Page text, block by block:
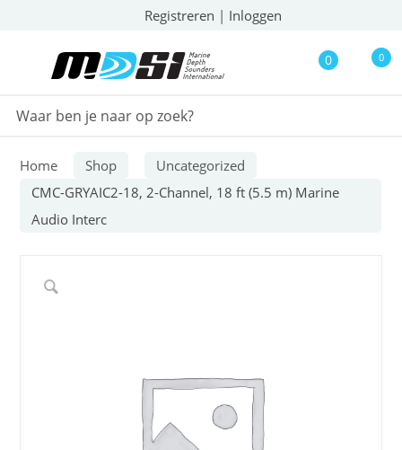
Registreren | Inloggen
0 0
Home Shop
Uncategorized
CMC-GRYAIC2-18, 2-Channel, 18 ft (5.5 m) Marine
Audio Interc